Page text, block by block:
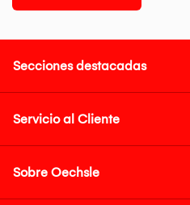
Secciones destacadas
Servicio al Cliente
Sobre Oechsle